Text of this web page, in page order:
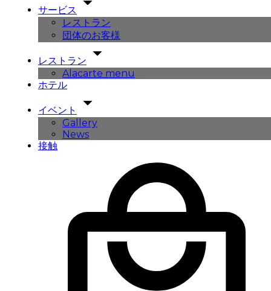
サービス
レストラン
団体のお客様
レストラン
Alacarte menu
ホテル
イベント
Gallery
News
接触